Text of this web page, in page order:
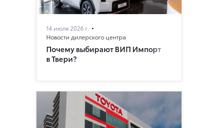
14 июля 2026 г.
Новости дилерского центра
Почему выбирают ВИП Импорт
в Твери?